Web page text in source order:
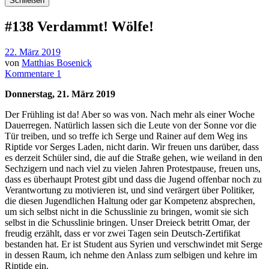
#138 Verdammt! Wölfe!
22. März 2019
von Matthias Bosenick
Kommentare 1
Donnerstag, 21. März 2019
Der Frühling ist da! Aber so was von. Nach mehr als einer Woche
Dauerregen. Natürlich lassen sich die Leute von der Sonne vor die
Tür treiben, und so treffe ich Serge und Rainer auf dem Weg ins
Riptide vor Serges Laden, nicht darin. Wir freuen uns darüber, dass
es derzeit Schüler sind, die auf die Straße gehen, wie weiland in den
Sechzigern und nach viel zu vielen Jahren Protestpause, freuen uns,
dass es überhaupt Protest gibt und dass die Jugend offenbar noch zu
Verantwortung zu motivieren ist, und sind verärgert über Politiker,
die diesen Jugendlichen Haltung oder gar Kompetenz absprechen,
um sich selbst nicht in die Schusslinie zu bringen, womit sie sich
selbst in die Schusslinie bringen. Unser Dreieck betritt Omar, der
freudig erzählt, dass er vor zwei Tagen sein Deutsch-Zertifikat
bestanden hat. Er ist Student aus Syrien und verschwindet mit Serge
in dessen Raum, ich nehme den Anlass zum selbigen und kehre im
Riptide ein.